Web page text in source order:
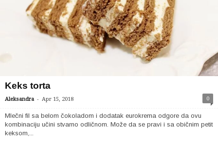
Keks torta
Aleksandra - Apr 15, 2018 0
Mlečni fil sa belom čokoladom i dodatak eurokrema odgore da ovu
kombinaciju učini stvarno odličnom. Može da se pravi i sa običnim petit
keksom,...